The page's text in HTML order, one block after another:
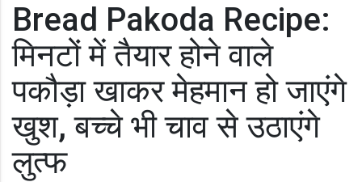
Bread Pakoda Recipe:
मिनटों में तैयार होने वाले
पकौड़ा खाकर मेहमान हो जाएंगे
खुश, बच्चे भी चाव से उठाएंगे
लुत्फ